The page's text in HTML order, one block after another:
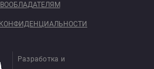
Разработка и